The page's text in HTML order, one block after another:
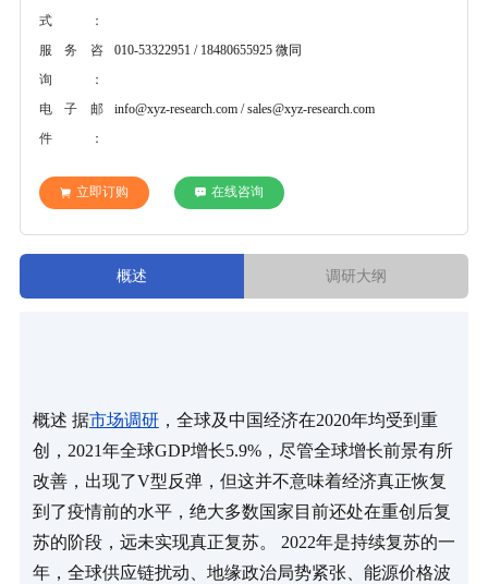
式：
服务咨
询：
010-53322951 / 18480655925 微同
电子邮
件：
info@xyz-research.com / sales@xyz-research.com
立即订购 在线咨询
概述 调研大纲
概述 据市场调研，全球及中国经济在2020年均受到重
创，2021年全球GDP增长5.9%，尽管全球增长前景有所
改善，出现了V型反弹，但这并不意味着经济真正恢复
到了疫情前的水平，绝大多数国家目前还处在重创后复
苏的阶段，远未实现真正复苏。 2022年是持续复苏的一
年，全球供应链扰动、地缘政治局势紧张、能源价格波